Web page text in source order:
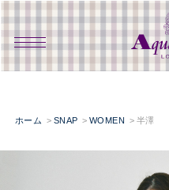
ホーム SNAP WOMEN 半澤